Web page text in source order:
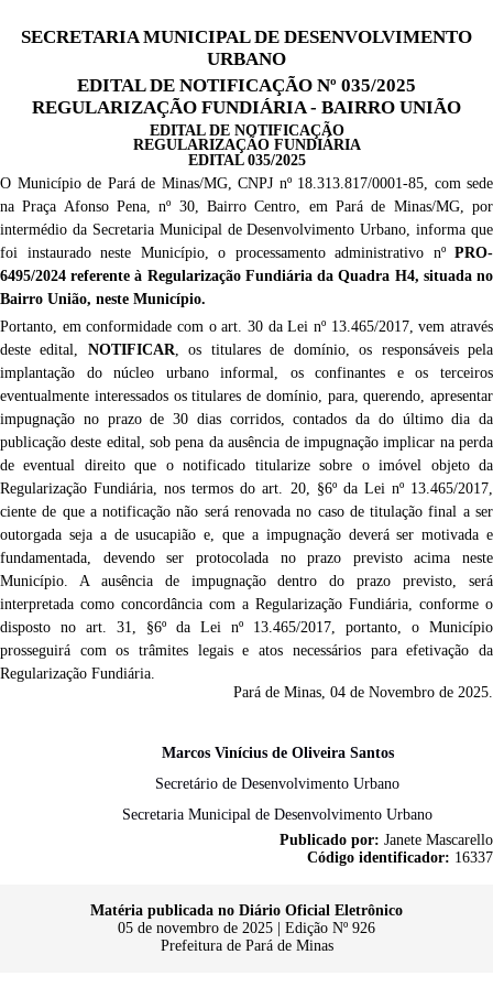
SECRETARIA MUNICIPAL DE DESENVOLVIMENTO
URBANO
EDITAL DE NOTIFICAÇÃO Nº 035/2025
REGULARIZAÇÃO FUNDIÁRIA - BAIRRO UNIÃO
EDITAL DE NOTIFICAÇÃO
REGULARIZAÇÃO FUNDIÁRIA
EDITAL 035/2025
O Município de Pará de Minas/MG, CNPJ nº 18.313.817/0001-85, com sede
na Praça Afonso Pena, nº 30, Bairro Centro, em Pará de Minas/MG, por
intermédio da Secretaria Municipal de Desenvolvimento Urbano, informa que
foi instaurado neste Município, o processamento administrativo nº PRO-
6495/2024 referente à Regularização Fundiária da Quadra H4, situadano
Bairro União, neste Município.
Portanto, em conformidade com o art. 30 da Lei nº 13.465/2017, vem através
deste edital, NOTIFICAR ,os titulares de domínio, os responsáveis pela
implantação do núcleo urbano informal, os confinantes e os terceiros
eventualmente interessadosos titulares de domínio, para, querendo, apresentar
impugnação no prazo de 30 dias corridos, contados da do último dia da
publicação deste edital
, sob pena da ausência de impugnação implicar na perda
de eventual direito que o notificado titularize sobre o imóvel objeto da
Regularização Fundiária, nos termos do art. 20, §6º da Lei nº 13.465/2017,
ciente de que a notificação não será renovada no caso de titulação final a ser
outorgada seja a de usucapião e, que a impugnação deverá ser motivada e
fundamentada, devendo ser protocolada no prazo previsto acima neste
Município. A ausência de impugnação dentro do prazo previsto, será
interpretada como concordância com a Regularização Fundiária, conforme o
disposto no art. 31, §6º da Lei nº 13.465/2017, portanto, o Município
prosseguirá com os trâmites legais e atos necessários para efetivação da
Regularização Fundiária.
Pará de Minas, 04 de Novembro de 2025.
Marcos Vinícius de Oliveira Santos
Secretário de Desenvolvimento Urbano
Secretaria Municipal de Desenvolvimento Urbano
Publicado por: Janete Mascarello
Código identificador: 16337
Matéria publicada no Diário Oficial Eletrônico
05 de novembro de 2025 | Edição Nº 926
Prefeitura de Pará de Minas